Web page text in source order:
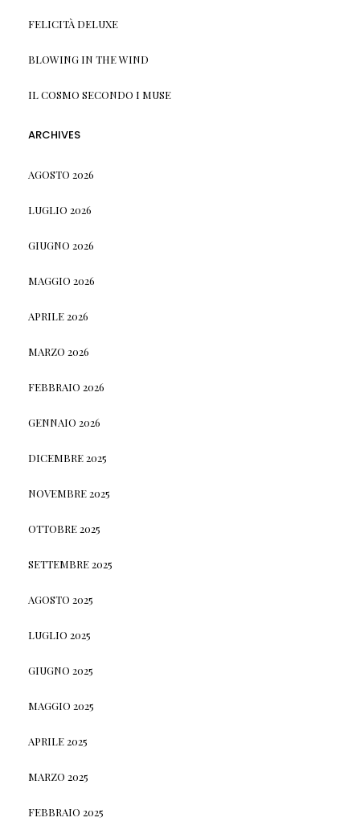
FELICITÀ DELUXE
BLOWING IN THE WIND
IL COSMO SECONDO I MUSE
ARCHIVES
AGOSTO 2026
LUGLIO 2026
GIUGNO 2026
MAGGIO 2026
APRILE 2026
MARZO 2026
FEBBRAIO 2026
GENNAIO 2026
DICEMBRE 2025
NOVEMBRE 2025
OTTOBRE 2025
SETTEMBRE 2025
AGOSTO 2025
LUGLIO 2025
GIUGNO 2025
MAGGIO 2025
APRILE 2025
MARZO 2025
FEBBRAIO 2025